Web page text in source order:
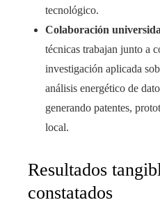
tecnológico.
Colaboración
técnicas trabajan junto a
investigación aplicada
análisis energético de
generando patentes,
local.
Resultados
constatados